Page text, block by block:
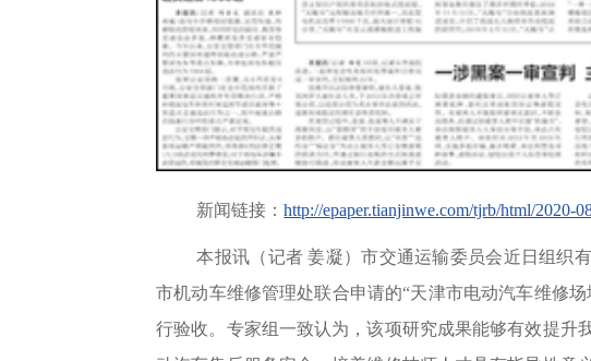
新闻链接：http://epaper.tianjinwe.com/tjrb/html/2020-
本报讯（记者 姜凝）市交通运输委员会近日组织
市机动车维修管理处联合申请的“天津市电动汽车维修
行验收。专家组一致认为，该项研究成果能够有效提升